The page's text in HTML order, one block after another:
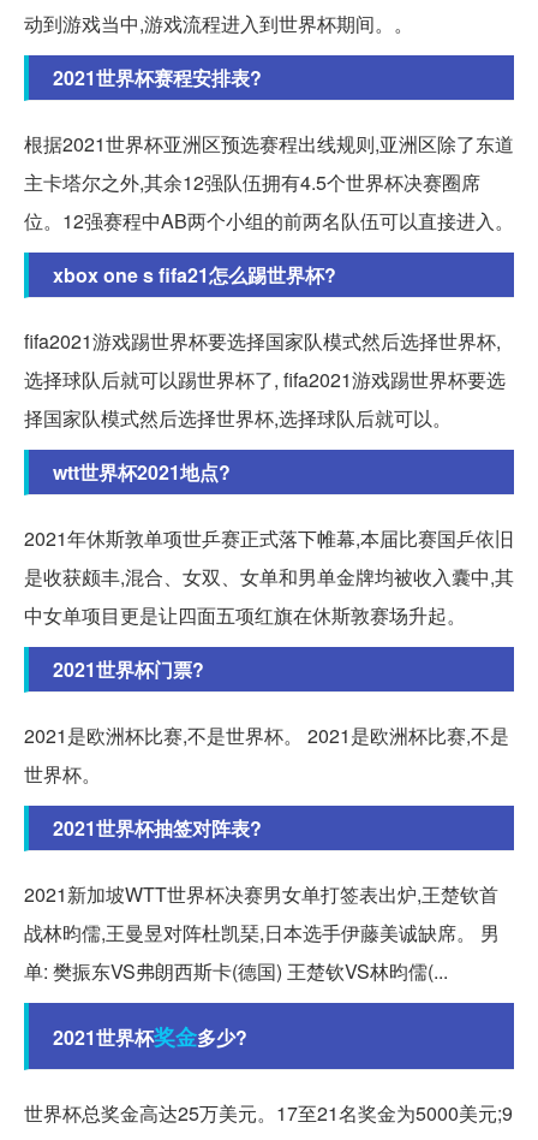
动到游戏当中,游戏流程进入到世界杯期间。。
2021世界杯赛程安排表?
根据2021世界杯亚洲区预选赛程出线规则,亚洲区除了东道
主卡塔尔之外,其余12强队伍拥有4.5个世界杯决赛圈席
位。12强赛程中AB两个小组的前两名队伍可以直接进入。
xbox one s fifa21怎么踢世界杯?
fifa2021游戏踢世界杯要选择国家队模式然后选择世界杯,
选择球队后就可以踢世界杯了, fifa2021游戏踢世界杯要选
择国家队模式然后选择世界杯,选择球队后就可以。
wtt世界杯2021地点?
2021年休斯敦单项世乒赛正式落下帷幕,本届比赛国乒依旧
是收获颇丰,混合、女双、女单和男单金牌均被收入囊中,其
中女单项目更是让四面五项红旗在休斯敦赛场升起。
2021世界杯门票?
2021是欧洲杯比赛,不是世界杯。 2021是欧洲杯比赛,不是
世界杯。
2021世界杯抽签对阵表?
2021新加坡WTT世界杯决赛男女单打签表出炉,王楚钦首
战林昀儒,王曼昱对阵杜凯琹,日本选手伊藤美诚缺席。 男
单: 樊振东VS弗朗西斯卡(德国) 王楚钦VS林昀儒(...
2021世界杯奖金多少?
世界杯总奖金高达25万美元。17至21名奖金为5000美元;9